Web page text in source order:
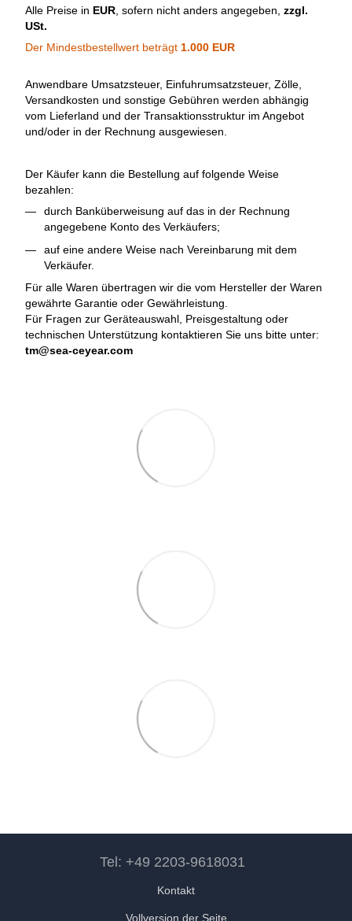
Alle Preise in EUR , sofern nicht anders angegeben, zzgl.
USt.
Der Mindestbestellwert beträgt 1.000 EUR
Anwendbare Umsatzsteuer, Einfuhrumsatzsteuer, Zölle,
Versandkosten und sonstige Gebühren werden abhängig
vom Lieferland und der Transaktionsstruktur im Angebot
und/oder in der Rechnung ausgewiesen.
Der Käufer kann die Bestellung auf folgende Weise
bezahlen:
durch Banküberweisung auf das in der Rechnung
angegebene Konto des Verkäufers;
auf eine andere Weise nach Vereinbarung mit dem
Verkäufer.
Für alle Waren übertragen wir die vom Hersteller der Waren
gewährte Garantie oder Gewährleistung.
Für Fragen zur Geräteauswahl, Preisgestaltung oder
technischen Unterstützung kontaktieren Sie uns bitte unter:
tm@sea-ceyear.com
Tel: +49 2203-9618031
Kontakt
Vollversion der Seite